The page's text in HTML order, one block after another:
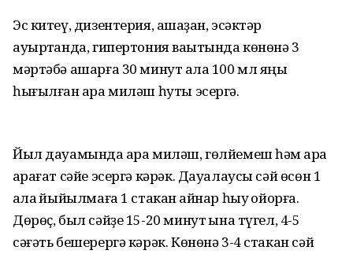
Эс китеү, дизентерия, ашҡаҙан, эсәктәр
ауыртҡанда, гипертония ваҡытында көнөнә 3
мәртәбә ашарға 30 минут ҡала 100 мл яңы
һығылған ҡара миләш һуты эсергә.
Йыл дауамында ҡара миләш, гөлйемеш һәм ҡара
ҡарағат сәйе эсергә кәрәк. Дауалаусы сәй өсөн 1
ҡалаҡ йыйылмаға 1 стакан ҡайнар һыу ҡойорға.
Дөрөҫ, был сәйҙе 15-20 минут ҡына түгел, 4-5
сәғәть бешерергә кәрәк. Көнөнә 3-4 стакан сәй